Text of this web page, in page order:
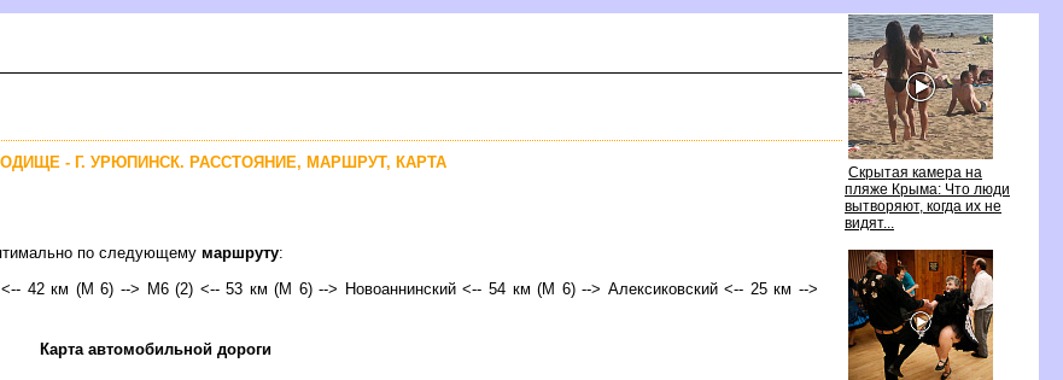
Скрытая камера на
пляже Крыма: Что люди
ытворяют, когда их не
идят...
- Г. УРЮПИНСК. РАССТОЯНИЕ, МАРШРУТ, КАРТА
по следующему маршруту:
42 км (М 6) --> М6 (2) <-- 53 км (М 6) --> Новоаннинский <-- 54 км (М 6) --> Алексиковский <-- 25 км -->
Карта автомобильной дороги